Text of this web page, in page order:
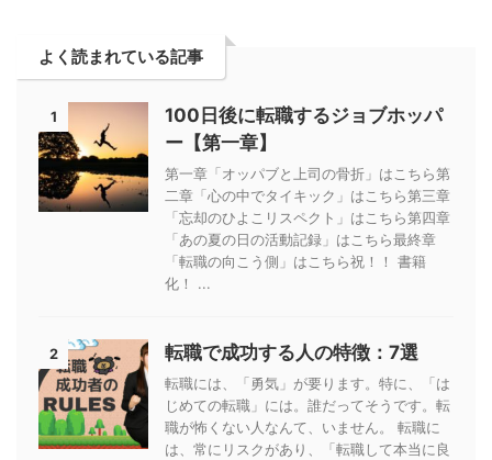
よく読まれている記事
1
100日後に転職するジョブホッパ
ー【第一章】
第一章「オッパブと上司の骨折」はこちら第
二章「心の中でタイキック」はこちら第三章
「忘却のひよこリスペクト」はこちら第四章
「あの夏の日の活動記録」はこちら最終章
「転職の向こう側」はこちら祝！！ 書籍
化！ ...
2 転職で成功する人の特徴：7選
転職には、「勇気」が要ります。特に、「は
じめての転職」には。誰だってそうです。転
職が怖くない人なんて、いません。 転職に
は、常にリスクがあり、「転職して本当に良